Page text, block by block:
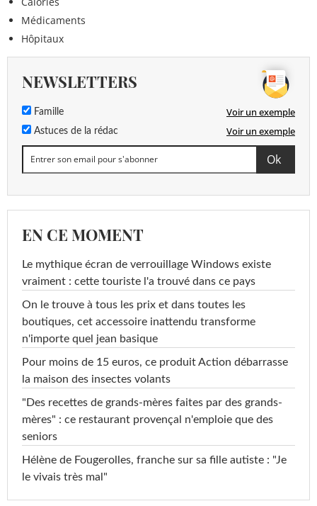
Médicaments
Hôpitaux
NEWSLETTERS
Famille Voir un exemple
Astuces de la rédac Voir un exemple
EN CE MOMENT
Le mythique écran de verrouillage Windows existe
vraiment : cette touriste l'a trouvé dans ce pays
On le trouve à tous les prix et dans toutes les
boutiques, cet accessoire inattendu transforme
n'importe quel jean basique
Pour moins de 15 euros, ce produit Action débarrasse
la maison des insectes volants
"Des recettes de grands-mères faites par des grands-
mères" : ce restaurant provençal n'emploie que des
seniors
Hélène de Fougerolles, franche sur sa fille autiste : "Je
le vivais très mal"